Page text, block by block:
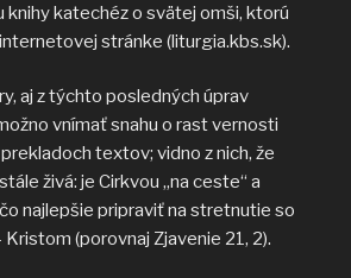
knihy katechéz o svätej omši, ktorú
stránke (liturgia.kbs.sk).
aj z týchto posledných úprav
vnímať snahu o rast vernosti
textov; vidno z nich, že
živá: je Cirkvou „na ceste“ a
najlepšie pripraviť na stretnutie so
(porovnaj Zjavenie 21, 2).